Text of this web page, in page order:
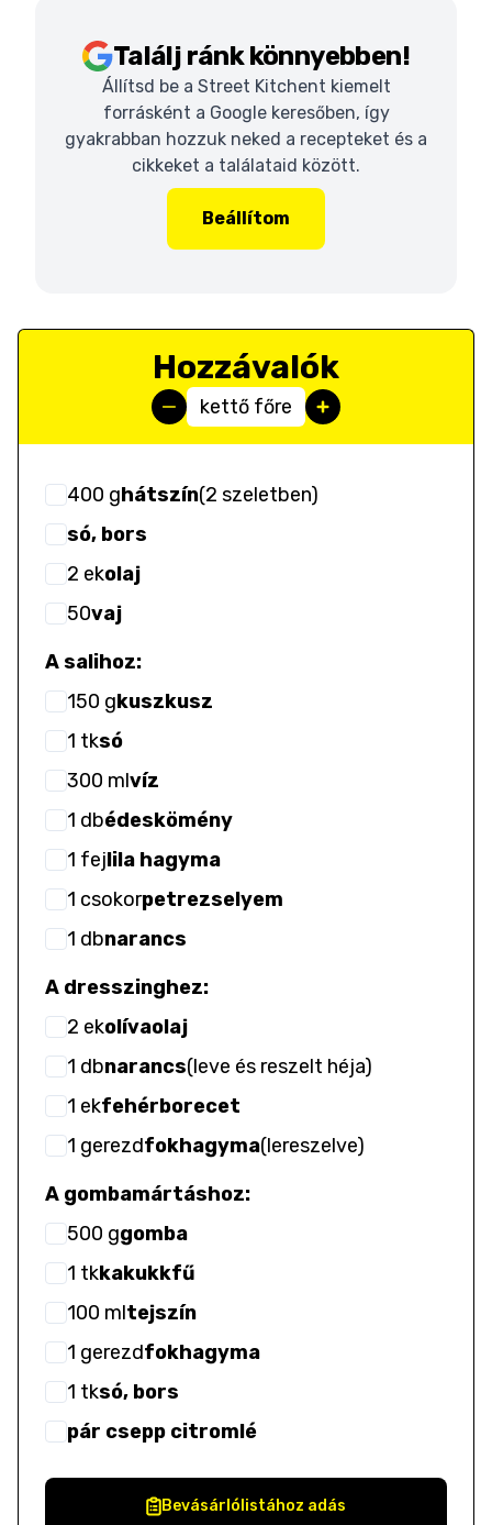
Találj ránk könnyebben!
Állítsd be a Street Kitchent kiemelt
forrásként a Google keresőben, így
gyakrabban hozzuk neked a recepteket és a
cikkeket a találataid között.
Beállítom
Hozzávalók
kettő főre
400 ghátszín(2 szeletben)
só, bors
2 ekolaj
50vaj
A salihoz:
150 gkuszkusz
1 tksó
300 mlvíz
1 dbédeskömény
1 fejlila hagyma
1 csokorpetrezselyem
1 dbnarancs
A dresszinghez:
2 ekolívaolaj
1 dbnarancs(leve és reszelt héja)
1 ekfehérborecet
1 gerezdfokhagyma(lereszelve)
A gombamártáshoz:
500 ggomba
1 tkkakukkfű
100 mltejszín
1 gerezdfokhagyma
1 tksó, bors
pár csepp citromlé
Bevásárlólistához adás